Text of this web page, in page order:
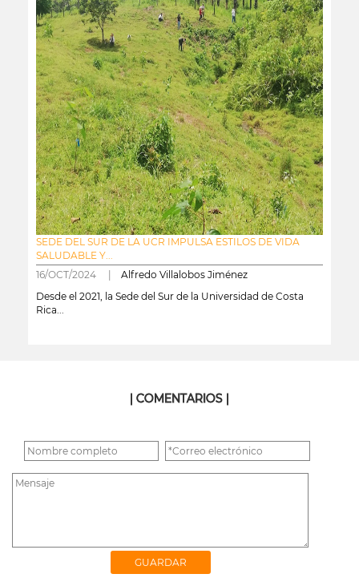
SEDE DEL SUR DE LA UCR IMPULSA ESTILOS DE VIDA
SALUDABLE Y...
16/OCT/2024 | Alfredo Villalobos Jiménez
Desde el 2021, la Sede del Sur de la Universidad de Costa
Rica...
| COMENTARIOS |